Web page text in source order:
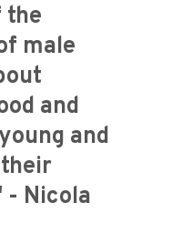
the
male
and
and
- Nicola